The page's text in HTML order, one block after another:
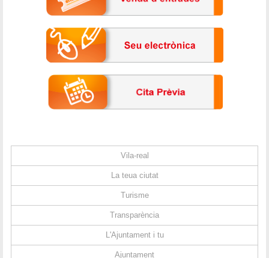
Vila-real
La teua ciutat
Turisme
Transparència
L'Ajuntament i tu
Ajuntament